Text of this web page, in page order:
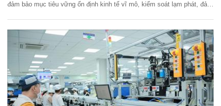
đảm bảo mục tiêu vững ổn định kinh tế vĩ mô, kiểm soát lạm phát, đảm